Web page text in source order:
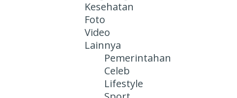
Kesehatan
Foto
Video
Lainnya
Pemerintahan
Celeb
Lifestyle